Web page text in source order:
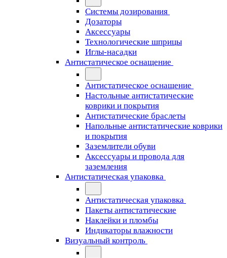
Системы дозирования
Дозаторы
Аксессуары
Технологические шприцы
Иглы-насадки
Антистатическое оснащение
Антистатическое оснащение
Настольные антистатические
коврики и покрытия
Антистатические браслеты
Напольные антистатические коврики
и покрытия
Заземлители обуви
Аксессуары и провода для
заземления
Антистатическая упаковка
Антистатическая упаковка
Пакеты антистатические
Наклейки и пломбы
Индикаторы влажности
Визуальный контроль